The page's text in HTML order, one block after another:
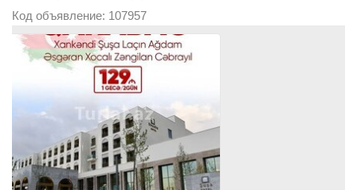
Код объявление: 107957